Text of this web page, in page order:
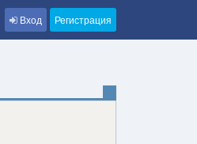
Вход Регистрация